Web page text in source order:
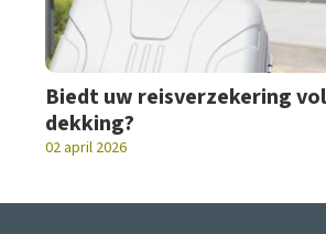
Biedt uw reisverzekering
dekking?
02 april 2026